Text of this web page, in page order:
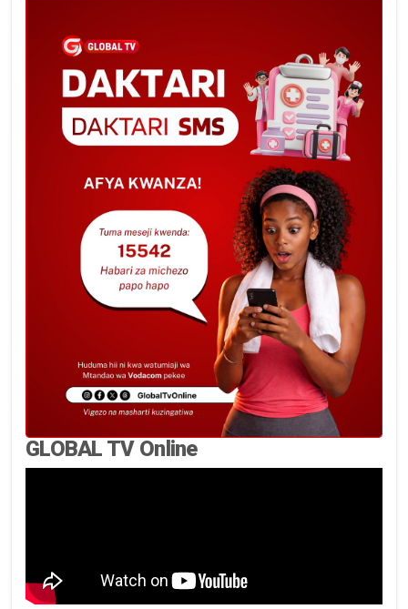
GLOBAL TV Online